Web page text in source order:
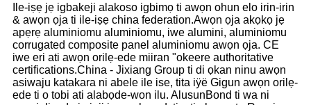
Ile-iṣẹ jẹ igbakeji alakoso igbimọ ti awọn ohun elo irin-irin
& awọn ọja ti ile-iṣẹ china federation.Awọn ọja akọkọ jẹ
apẹrẹ aluminiomu aluminiomu, iwe alumini, aluminiomu
corrugated composite panel aluminiomu awọn ọja. CE
iwe eri ati awọn orilẹ-ede miiran "okeere authoritative
certifications.China - Jixiang Group ti di ọkan ninu awọn
asiwaju katakara ni abele ile ise, tita iÿë Gigun awọn orilẹ-
ede ti o tobi ati alabọde-won ilu. AlusunBond ti wa ni